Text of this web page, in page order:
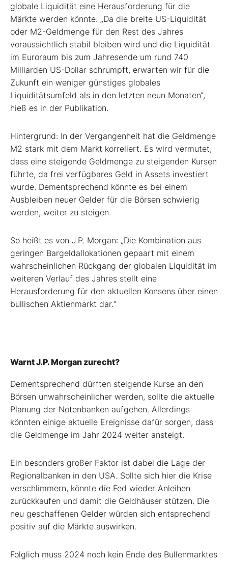
globale Liquidität eine Herausforderung für die
Märkte werden könnte. „Da die breite US-Liquidität
oder M2-Geldmenge für den Rest des Jahres
voraussichtlich stabil bleiben wird und die Liquidität
im Euroraum bis zum Jahresende um rund 740
Milliarden US-Dollar schrumpft, erwarten wir für die
Zukunft ein weniger günstiges globales
Liquiditätsumfeld als in den letzten neun Monaten“,
hieß es in der Publikation.
Hintergrund: In der Vergangenheit hat die Geldmenge
M2 stark mit dem Markt korreliert. Es wird vermutet,
dass eine steigende Geldmenge zu steigenden Kursen
führte, da frei verfügbares Geld in Assets investiert
wurde. Dementsprechend könnte es bei einem
Ausbleiben neuer Gelder für die Börsen schwierig
werden, weiter zu steigen.
So heißt es von J.P. Morgan: „Die Kombination aus
geringen Bargeldallokationen gepaart mit einem
wahrscheinlichen Rückgang der globalen Liquidität im
weiteren Verlauf des Jahres stellt eine
Herausforderung für den aktuellen Konsens über einen
bullischen Aktienmarkt dar.“
Warnt J.P. Morgan zurecht?
Dementsprechend dürften steigende Kurse an den
Börsen unwahrscheinlicher werden, sollte die aktuelle
Planung der Notenbanken aufgehen. Allerdings
könnten einige aktuelle Ereignisse dafür sorgen, dass
die Geldmenge im Jahr 2024 weiter ansteigt.
Ein besonders großer Faktor ist dabei die Lage der
Regionalbanken in den USA. Sollte sich hier die Krise
verschlimmern, könnte die Fed wieder Anleihen
zurückkaufen und damit die Geldhäuser stützen. Die
neu geschaffenen Gelder würden sich entsprechend
positiv auf die Märkte auswirken.
Folglich muss 2024 noch kein Ende des Bullenmarktes